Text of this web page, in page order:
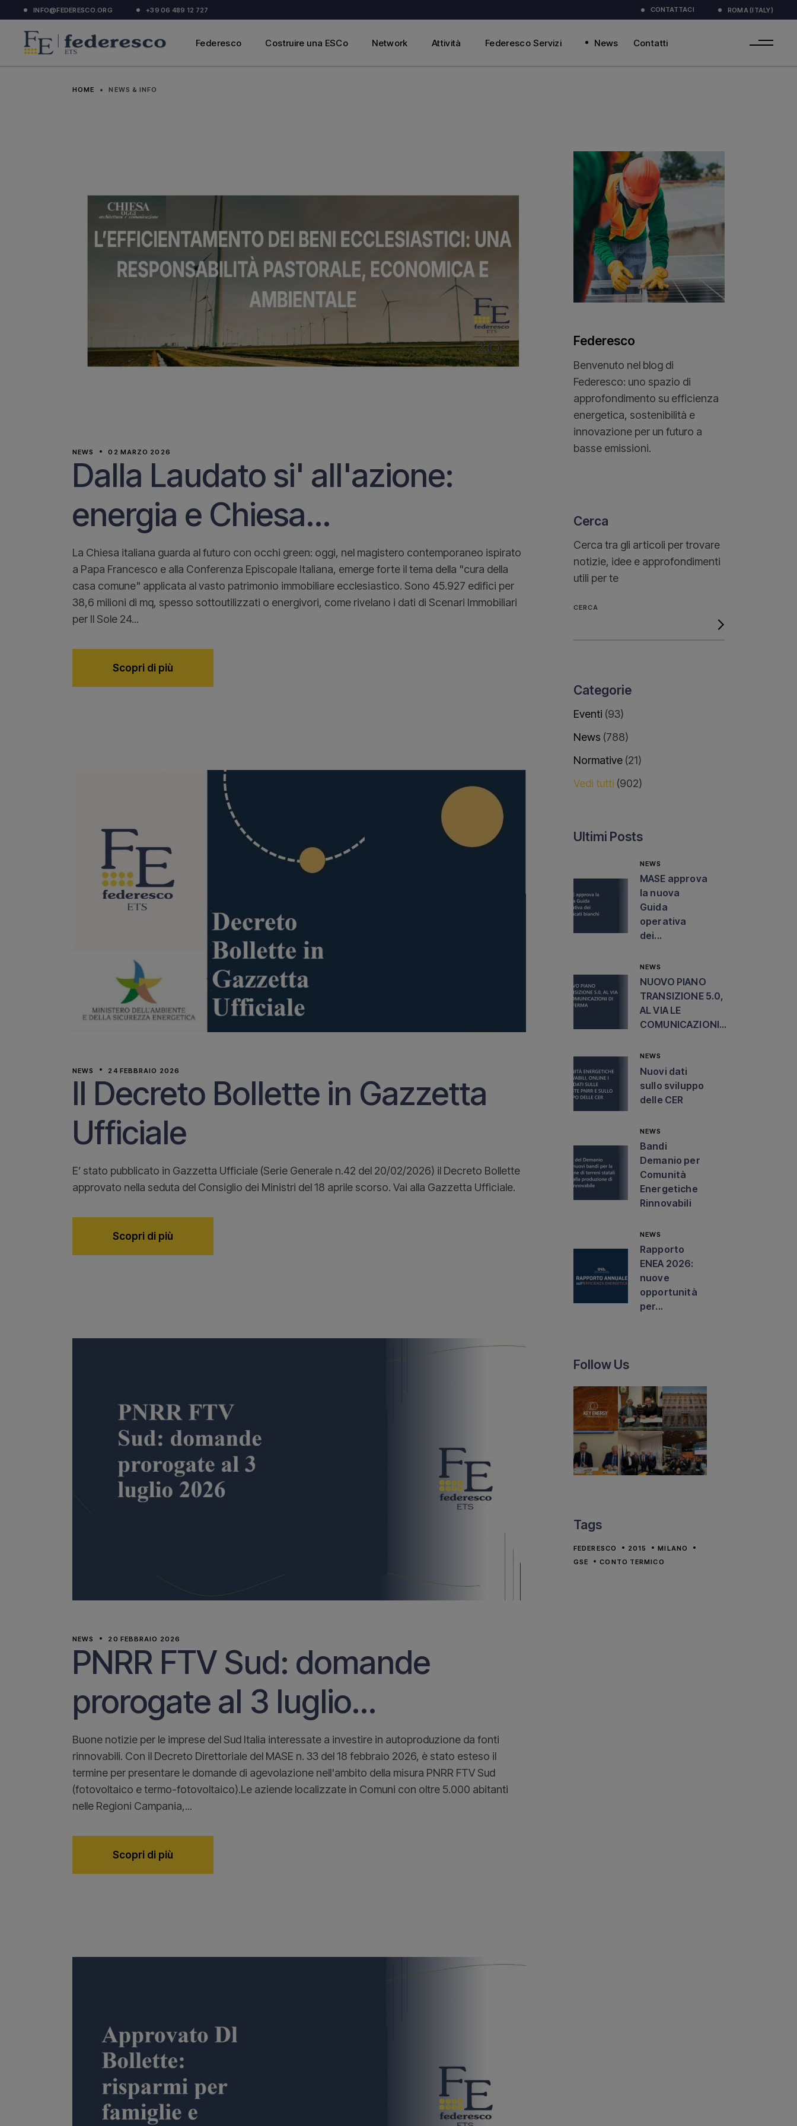
INFO@FEDERESCO.ORG +39 06 489 12 727 CONTATTACI ROMA (ITALY)
Federesco Costruire una ESCo Network Attività Federesco Servizi News Contatti
Chi Siamo
Associati
Federesco Formazione
HOME NEWS & INFO
NEWS 02 MARZO 2026
Dalla Laudato si' all'azione:
energia e Chiesa...
La Chiesa italiana guarda al futuro con occhi green: oggi, nel magistero contemporaneo ispirato
a Papa Francesco e alla Conferenza Episcopale Italiana, emerge forte il tema della "cura della
casa comune" applicata al vasto patrimonio immobiliare ecclesiastico. Sono 45.927 edifici per
38,6 milioni di mq, spesso sottoutilizzati o energivori, come rivelano i dati di Scenari Immobiliari
per Il Sole 24...
Scopri di più
NEWS 24 FEBBRAIO 2026
Il Decreto Bollette in Gazzetta
Ufficiale
E’ stato pubblicato in Gazzetta Ufficiale (Serie Generale n.42 del 20/02/2026) il Decreto Bollette
approvato nella seduta del Consiglio dei Ministri del 18 aprile scorso. Vai alla Gazzetta Ufficiale.
Scopri di più
NEWS 20 FEBBRAIO 2026
PNRR FTV Sud: domande
prorogate al 3 luglio...
Buone notizie per le imprese del Sud Italia interessate a investire in autoproduzione da fonti
rinnovabili. Con il Decreto Direttoriale del MASE n. 33 del 18 febbraio 2026, è stato esteso il
termine per presentare le domande di agevolazione nell'ambito della misura PNRR FTV Sud
(fotovoltaico e termo-fotovoltaico).Le aziende localizzate in Comuni con oltre 5.000 abitanti
nelle Regioni Campania,...
Scopri di più
Federesco
Benvenuto nel blog di
Federesco: uno spazio di
approfondimento su efficienza
energetica, sostenibilità e
innovazione per un futuro a
basse emissioni.
Cerca
Cerca tra gli articoli per trovare
notizie, idee e approfondimenti
utili per te
CERCA
Categorie
Eventi (93)
News (788)
Normative (21)
Vedi tutti (902)
Ultimi Posts
NEWS
MASE approva
la nuova
Guida
operativa
dei...
NEWS
NUOVO PIANO
TRANSIZIONE 5.0,
AL VIA LE
COMUNICAZIONI...
NEWS
Nuovi dati
sullo sviluppo
delle CER
NEWS
Bandi
Demanio per
Comunità
Energetiche
Rinnovabili
NEWS
Rapporto
ENEA 2026:
nuove
opportunità
per...
Follow Us
Tags
FEDERESCO 2015
MILANO
GSE
CONTO TERMICO